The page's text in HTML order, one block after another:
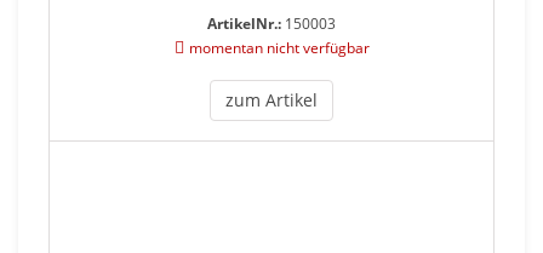
ArtikelNr.: 150003
momentan nicht verfügbar
zum Artikel